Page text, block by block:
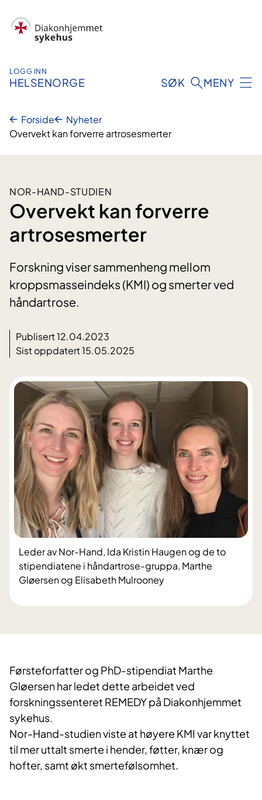
innhold
LOGG INN
HELSENORGE SØK MENY
Forside
Nyheter
Overvekt kan forverre artrosesmerter
NOR-HAND-STUDIEN
Overvekt kan forverre
artrosesmerter
Forskning viser sammenheng mellom
kroppsmasseindeks (KMI) og smerter ved
håndartrose.
Publisert 12.04.2023
Sist oppdatert 15.05.2025
Leder av Nor-Hand, Ida Kristin Haugen og de to
stipendiatene i håndartrose-gruppa, Marthe
Gløersen og Elisabeth Mulrooney
​Førsteforfatter og PhD-stipendiat Marthe
Gløersen har ledet dette arbeidet ved
forskningssenteret REMEDY på Diakonhjemmet
sykehus.
Nor-Hand-studien viste at høyere KMI var knyttet
til mer uttalt smerte i hender, føtter, knær og
hofter, samt økt smertefølsomhet.